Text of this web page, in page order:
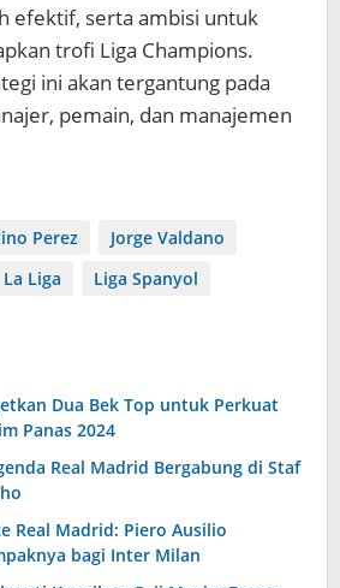
efektif, serta ambisi untuk
trofi Liga Champions.
ini akan tergantung pada
pemain, dan manajemen
Perez
Jorge Valdano
La Liga
Liga Spanyol
Dua Bek Top untuk Perkuat
Panas 2024
Real Madrid Bergabung di Staf
Real Madrid: Piero Ausilio
bagi Inter Milan